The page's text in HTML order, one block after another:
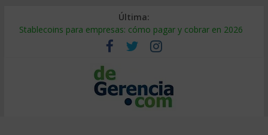
Última:
Stablecoins para empresas: cómo pagar y cobrar en 2026
Despido silencioso: qué es y por qué sale tan caro
IA en selección de personal: cómo auditarla a tiempo
Trabajo forzoso en la cadena de suministro: qué hacer
Mercado hispano de EE. UU.: cómo segmentarlo y venderle